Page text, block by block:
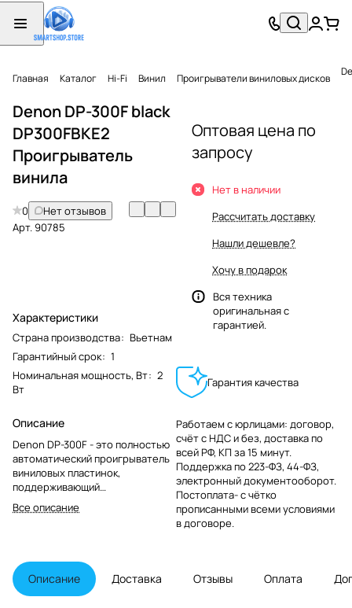
Главная Каталог Hi-Fi Винил Проигрыватели виниловых дисков
Denon DP-300F black
DP300FBKE2
Проигрыватель
винила
0
Нет отзывов
Арт.90785
Характеристики
Страна производства: Вьетнам
Гарантийный срок: 1
Номинальная мощность, Вт: 2
Вт
Описание
Denon DP-300F - это полностью
автоматический проигрыватель
виниловых пластинок,
поддерживающий
воспроизведение записей со
скоростью 33 и 45 оборотов в
звучания, в сочетании с
удобством повседневного
использования.
Все описание
Оптовая цена по
запросу
Нет в наличии
Рассчитать доставку
Нашли дешевле?
Хочу в подарок
Вся техника
оригинальная с
гарантией.
Гарантия качества
Работаем с юрлицами: договор,
счёт с НДС и без, доставка по
всей РФ, КП за 15 минут.
Поддержка по 223-ФЗ, 44-ФЗ,
электронный документооборот.
Постоплата- с чётко
прописанными всеми условиями
в договоре.
Описание Доставка Отзывы Оплата